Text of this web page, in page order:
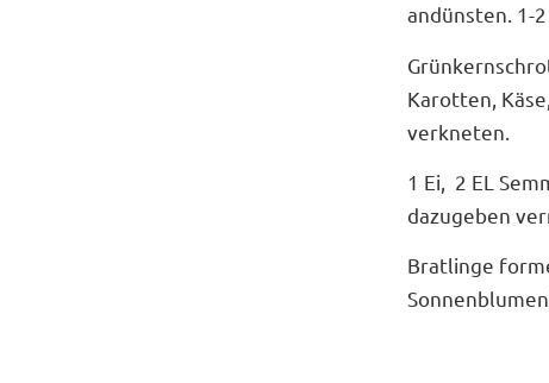
andünsten. 1-
Karotten,
verkneten.
1 Ei, 2 EL
dazugeben
Bratlinge